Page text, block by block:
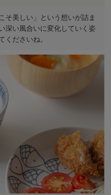
そ美しい」という想いが詰ま
深い風合いに変化していく姿
くださいね。